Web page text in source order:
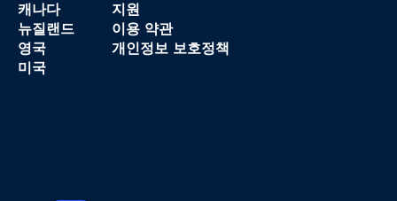
캐나다
뉴질랜드
영국
미국
지원
이용 약관
개인정보 보호정책